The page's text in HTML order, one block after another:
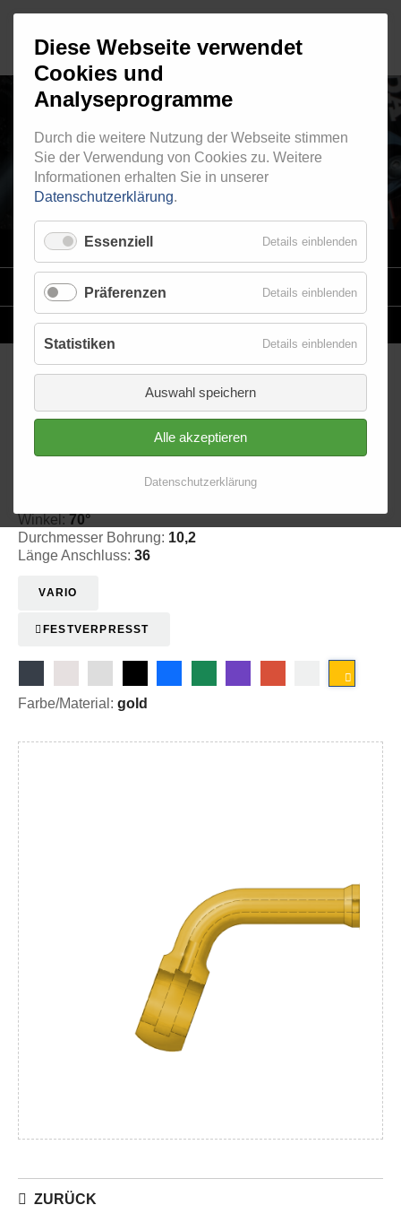
RINGFITTING 017
VARIO
STAHLFLEX-LEITUNGSKITS FÜR MOTORRÄDER
EINZELLEITUNGENNACH MASS
Ringfitting 017 Ø 10,2
Winkel: 70°
Durchmesser Bohrung: 10,2
Länge Anschluss: 36
VARIO
FESTVERPRESST
Farbe/Material: gold
ZURÜCK
Diese Webseite verwendet
Cookies und
Analyseprogramme
Durch die weitere Nutzung der Webseite stimmen
Sie der Verwendung von Cookies zu. Weitere
Informationen erhalten Sie in unserer
Datenschutzerklärung.
Essenziell Details einblenden
Präferenzen Details einblenden
Statistiken Details einblenden
Auswahl speichern
Alle akzeptieren
Datenschutzerklärung